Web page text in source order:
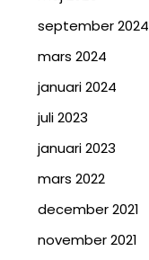
september 2024
mars 2024
januari 2024
juli 2023
januari 2023
mars 2022
december 2021
november 2021